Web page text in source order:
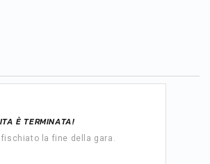
È TERMINATA!
fischiato la fine della gara.